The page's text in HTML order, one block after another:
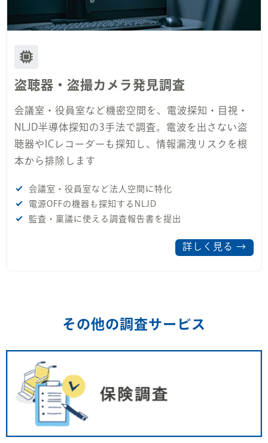
盗聴器・盗撮カメラ発見調査
会議室・役員室など機密空間を、電波探知・目視・
NLJD半導体探知の3手法で調査。電波を出さない盗
聴器やICレコーダーも探知し、情報漏洩リスクを根
本から排除します
会議室・役員室など法人空間に特化
電源OFFの機器も探知するNLJD
監査・稟議に使える調査報告書を提出
詳しく見る →
その他の調査サービス